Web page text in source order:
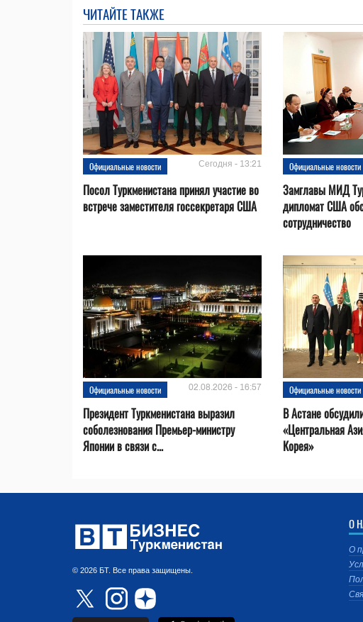
ЧИТАЙТЕ ТАКЖЕ
Официальные новости Сегодня - 13:21
Посол Туркменистана принял участие во
встрече заместителя госсекретаря США
Официальные новости
Замглавы МИД
дипломат США
сотрудничество
Официальные новости 02.08.2026 - 16:57
Президент Туркменистана выразил
соболезнования Премьер-министру
Японии в связи с...
Официальные новости
В Астане
«Центральная
Корея»
© 2026 БТ. Все права защищены.
О
О